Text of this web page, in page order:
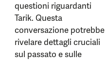
questioni riguardanti
Tarik. Questa
conversazione potrebbe
rivelare dettagli cruciali
sul passato e sulle